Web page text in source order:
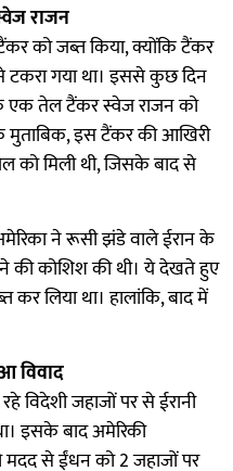
राजन
को जब्त किया, क्योंकि टैंकर
टकरा गया था। इससे कुछ दिन
एक तेल टैंकर स्वेज राजन को
मुताबिक, इस टैंकर की आखिरी
को मिली थी, जिसके बाद से
ने रूसी झंडे वाले ईरान के
की कोशिश की थी। ये देखते हुए
कर लिया था। हालांकि, बाद में
विवाद
विदेशी जहाजों पर से ईरानी
इसके बाद अमेरिकी
मदद से ईंधन को 2 जहाजों पर